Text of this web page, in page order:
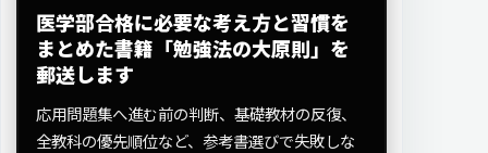
医学部合格に必要な考え方と習慣を
まとめた書籍「勉強法の大原則」を
郵送します
応用問題集へ進む前の判断、基礎教材の反復、
全教科の優先順位など、参考書選びで失敗しな